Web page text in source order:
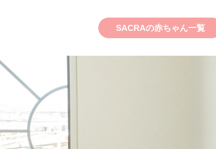
SACRAの赤ちゃん一覧